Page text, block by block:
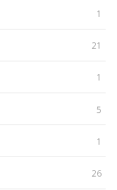
1
21
1
5
1
26